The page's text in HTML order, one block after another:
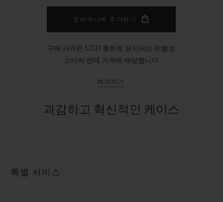
장바구니에 추가하기
구매 가격은 USD 통화로 표시되는 위블로
소비자 판매 가격에 해당합니다
예약하기
과감하고 혁신적인 케이스
특별 서비스